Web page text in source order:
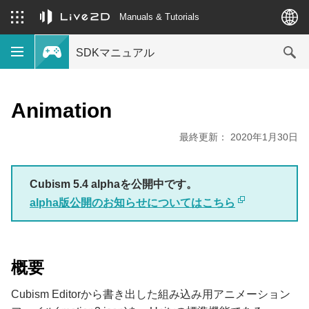
Manuals & Tutorials
SDKマニュアル
Animation
最終更新： 2020年1月30日
Cubism 5.4 alphaを公開中です。
alpha版公開のお知らせについてはこちら
概要
Cubism Editorから書き出した組み込み用アニメーション